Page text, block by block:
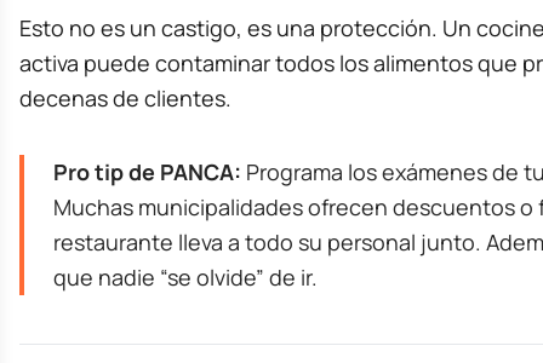
Esto no es un castigo, es una protección. Un
activa puede contaminar todos los alimentos que
decenas de clientes.
Pro tip de PANCA: Programa los exámenes de
Muchas municipalidades ofrecen descuentos o
restaurante lleva a todo su personal junto.
que nadie “se olvide” de ir.